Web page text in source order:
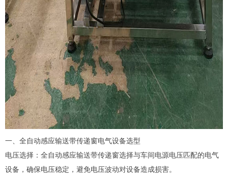
一、全自动感应输送带传递窗电气设备选型
电压选择：全自动感应输送带传递窗选择与车间电源电压匹配的电气
设备，确保电压稳定，避免电压波动对设备造成损害。